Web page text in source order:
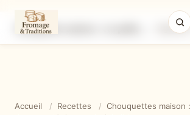
Accueil / Recettes / Chouquettes maison